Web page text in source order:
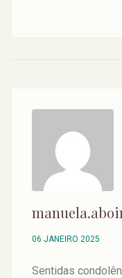
06 JANEIRO 2025
Sentidas